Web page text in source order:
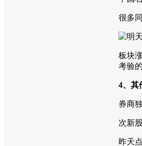
很多
板块
考验
4、其
券商
次新
昨天